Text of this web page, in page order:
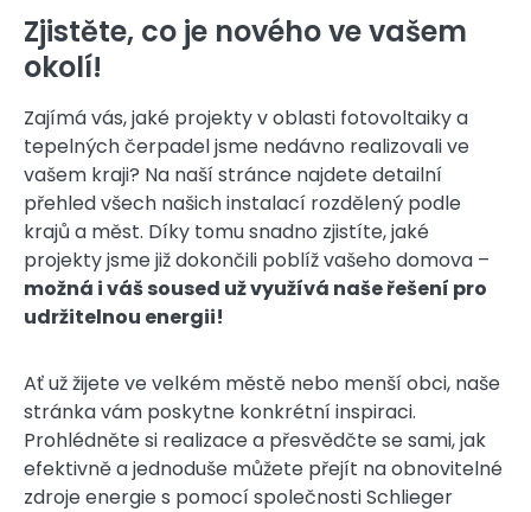
Zjistěte, co je nového ve vašem
okolí!
Zajímá vás, jaké projekty v oblasti fotovoltaiky a
tepelných čerpadel jsme nedávno realizovali ve
vašem kraji? Na naší stránce najdete detailní
přehled všech našich instalací rozdělený podle
krajů a měst. Díky tomu snadno zjistíte, jaké
projekty jsme již dokončili poblíž vašeho domova –
možná i váš soused už využívá naše řešení pro
udržitelnou energii!
Ať už žijete ve velkém městě nebo menší obci, naše
stránka vám poskytne konkrétní inspiraci.
Prohlédněte si realizace a přesvědčte se sami, jak
efektivně a jednoduše můžete přejít na obnovitelné
zdroje energie s pomocí společnosti Schlieger